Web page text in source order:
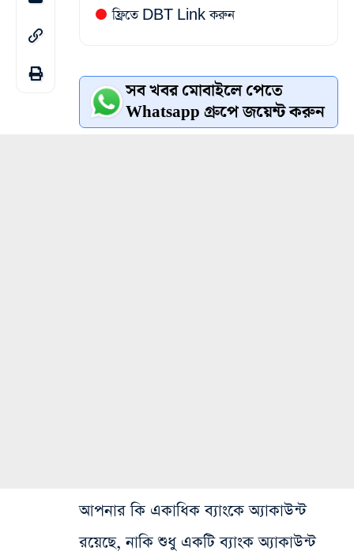
ফ্রিতে DBT Link করুন
সব খবর মোবাইলে পেতে
Whatsapp গ্রুপে জয়েন্ট করুন
আপনার কি একাধিক ব্যাংকে অ্যাকাউন্ট
রয়েছে, নাকি শুধু একটি ব্যাংক অ্যাকাউন্ট